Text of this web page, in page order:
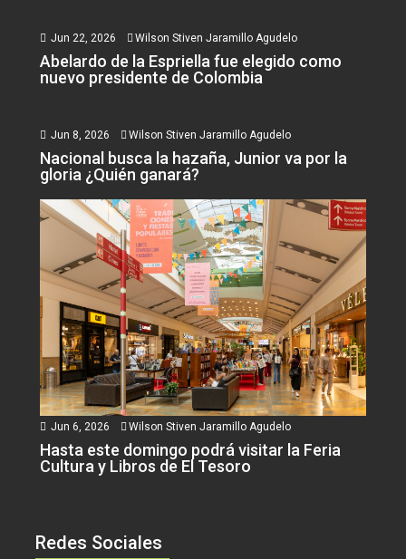
Jun 22, 2026 Wilson Stiven Jaramillo Agudelo
Abelardo de la Espriella fue elegido como
nuevo presidente de Colombia
Jun 8, 2026 Wilson Stiven Jaramillo Agudelo
Nacional busca la hazaña, Junior va por la
gloria ¿Quién ganará?
Jun 6, 2026 Wilson Stiven Jaramillo Agudelo
Hasta este domingo podrá visitar la Feria
Cultura y Libros de El Tesoro
Redes Sociales